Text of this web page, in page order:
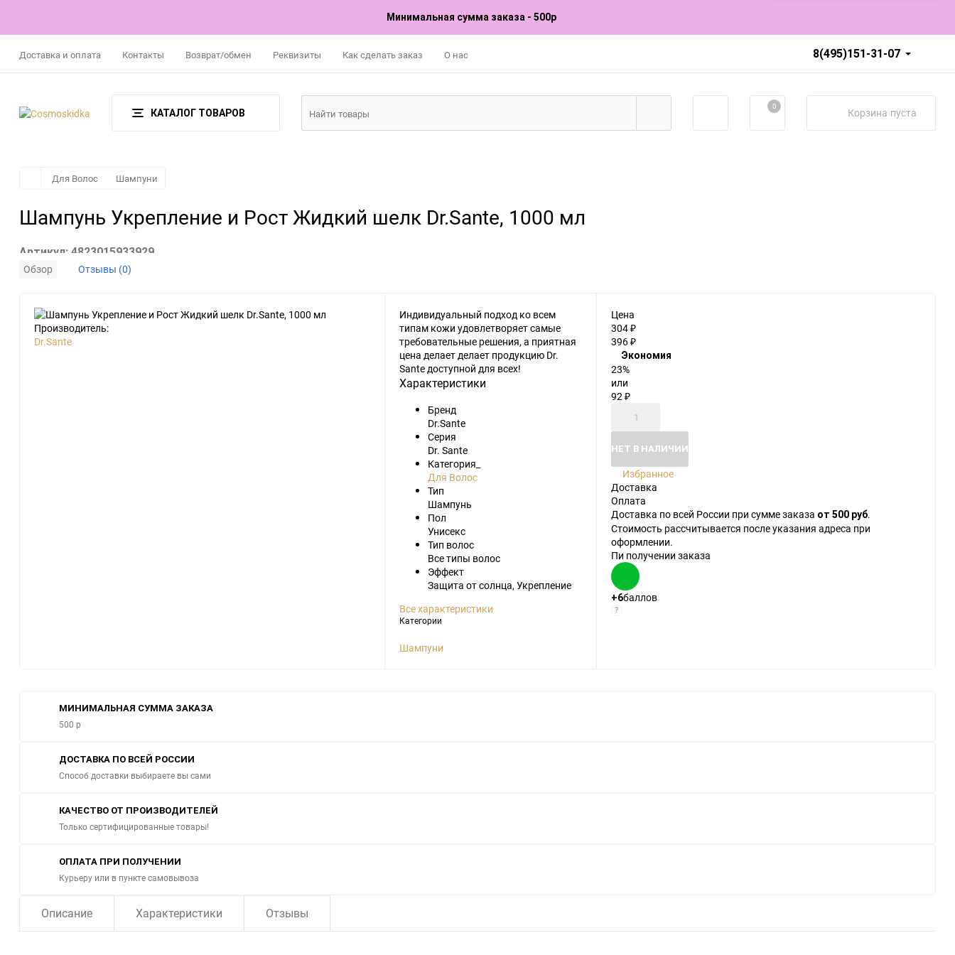
Минимальная сумма заказа - 500р
Доставка и оплата Контакты Возврат/обмен Реквизиты Как сделать заказ О нас 8(495)151-31-07
КАТАЛОГ ТОВАРОВ
0 Корзина пуста
Для Волос Шампуни
Шампунь Укрепление и Рост Жидкий шелк Dr.Sante, 1000 мл
Артикул: 4823015933929
Обзор
Отзывы (0)
Производитель:
Dr.Sante
Индивидуальный подход ко всем
типам кожи удовлетворяет самые
требовательные решения, а приятная
цена делает делает продукцию Dr.
Sante доступной для всех!
Характеристики
Бренд
Dr.Sante
Серия
Dr. Sante
Категория_
Для Волос
Тип
Шампунь
Пол
Унисекс
Тип волос
Все типы волос
Эффект
Защита от солнца, Укрепление
Все характеристики
Категории
Шампуни
Цена
304₽
396₽
Экономия
23%
или
92 ₽
НЕТ В НАЛИЧИИ
Избранное
Доставка
Оплата
Доставка по всей России при сумме заказа от 500 руб.
Стоимость рассчитывается после указания адреса при
оформлении.
Пи получении заказа
+6баллов
?
МИНИМАЛЬНАЯ СУММА ЗАКАЗА
500 р
ДОСТАВКА ПО ВСЕЙ РОССИИ
Способ доставки выбираете вы сами
КАЧЕСТВО ОТ ПРОИЗВОДИТЕЛЕЙ
Только сертифицированные товары!
ОПЛАТА ПРИ ПОЛУЧЕНИИ
Курьеру или в пункте самовывоза
Описание Характеристики Отзывы